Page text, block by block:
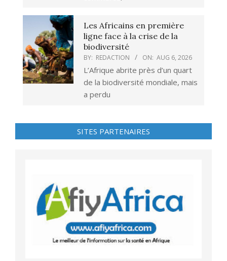
Les Africains en première
ligne face à la crise de la
biodiversité
BY: REDACTION ON: AUG 6, 2026
L’Afrique abrite près d’un quart
de la biodiversité mondiale, mais
a perdu
SITES PARTENAIRES